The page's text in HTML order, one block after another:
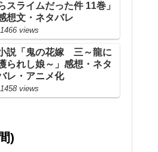
スライムだった件 11巻」
想文・ネタバレ
1466 views
説「鬼の花嫁 三～龍に
られし娘～」感想・ネタ
レ・アニメ化
1458 views
)